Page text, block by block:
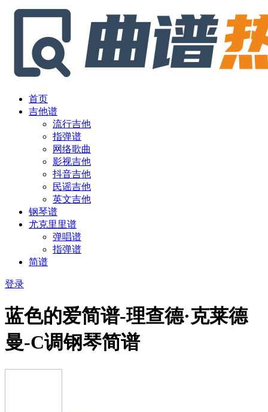
首页
吉他谱
流行吉他
指弹谱
网络歌曲
影视吉他
抖音吉他
民谣吉他
英文吉他
钢琴谱
尤克里里谱
弹唱谱
指弹谱
简谱
登录
蓝色的爱简谱-理查德·克莱德
曼-C调钢琴简谱